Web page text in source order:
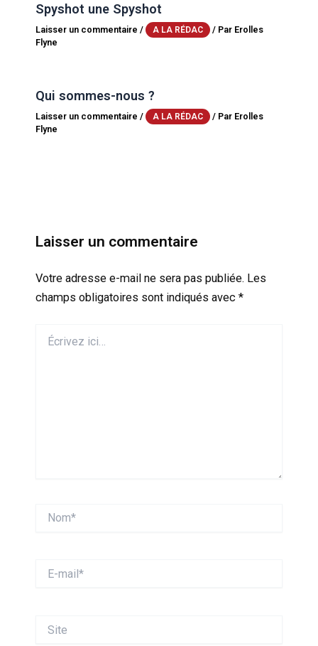
Spyshot une Spyshot
Laisser un commentaire / A LA RÉDAC / Par Erolles
Flyne
Qui sommes-nous ?
Laisser un commentaire / A LA RÉDAC / Par Erolles
Flyne
Laisser un commentaire
Votre adresse e-mail ne sera pas publiée. Les
champs obligatoires sont indiqués avec *
ici…
mail*